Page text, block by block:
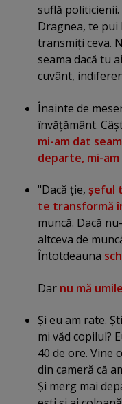
suflă politicienii.
Dragnea, te pui
transmiţi ceva.
seama dacă tu
cuvânt,
Înainte de
învăţământ.
mi-am dat
departe, mi-
"Dacă ţie, şeful
te transformă
muncă. Dacă
altceva de
Întotdeauna
Dar nu mă
Şi eu am rate.
mi văd copilul?
40 de ore. Vine
din cameră că
Şi merg mai